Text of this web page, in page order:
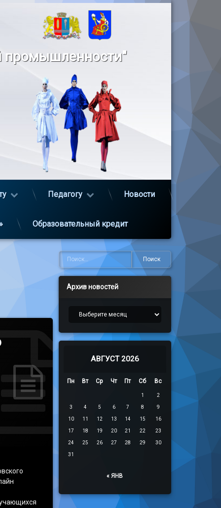
промышленности"
Педагогу Новости
Образовательный кредит
Найти:
Архив новостей
Архив новостей
АВГУСТ 2026
Пн Вт Ср Чт Пт Сб Вс
1 2
3 4 5 6 7 8 9
10 11 12 13 14 15 16
17 18 19 20 21 22 23
24 25 26 27 28 29 30
31
« ЯНВ